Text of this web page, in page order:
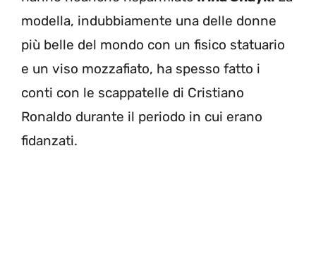
modella, indubbiamente una delle donne
più belle del mondo con un fisico statuario
e un viso mozzafiato, ha spesso fatto i
conti con le scappatelle di Cristiano
Ronaldo durante il periodo in cui erano
fidanzati.